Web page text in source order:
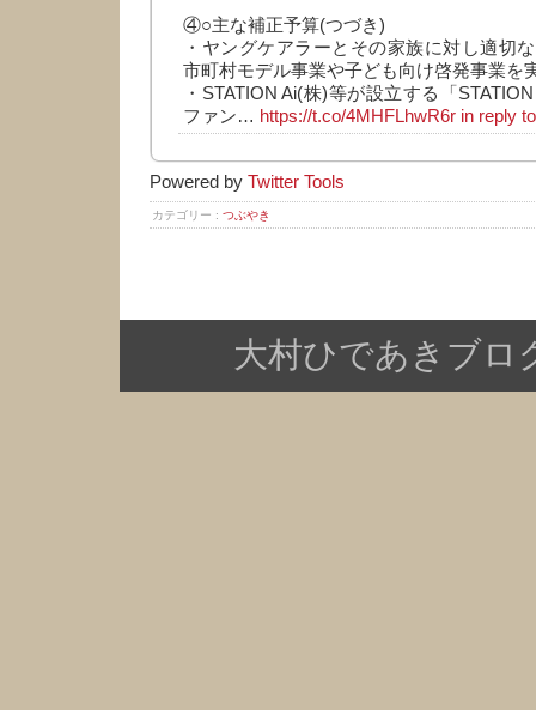
④○主な補正予算(つづき)
・ヤングケアラーとその家族に対し適切
市町村モデル事業や子ども向け啓発事業を
・STATION Ai(株)等が設立する「
ファン… https://t.co/4MHFLhwR6r in reply
Powered by Twitter Tools
カテゴリー : つぶやき
大村ひであきブロ